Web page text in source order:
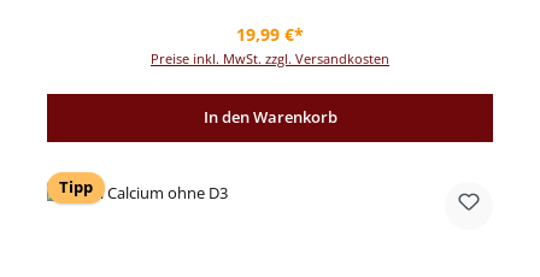
Regulärer Preis:
19,99 €*
Preise inkl. MwSt. zzgl. Versandkosten
In den Warenkorb
Tipp